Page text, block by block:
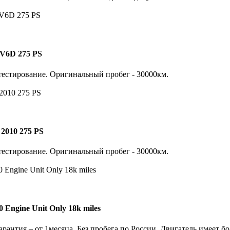
275 PS
Оригинальный пробег - 30000км.
275 PS
Оригинальный пробег - 30000км.
Engine Unit Only 18k miles